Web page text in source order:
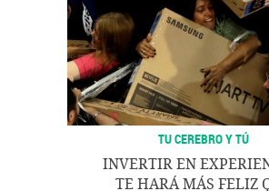
TU CEREBRO Y TÚ
INVERTIR EN
TE HARÁ MÁS FELIZ